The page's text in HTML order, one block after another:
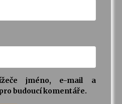
jméno, e-mail a
budoucí komentáře.